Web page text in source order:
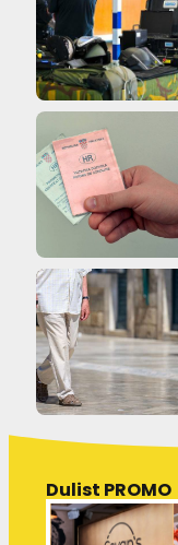
Dulist PROMO